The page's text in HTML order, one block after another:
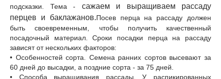
подсказки. Тема - сажаем и выращиваем рассаду
перцев и баклажанов.Посев перца на рассаду должен
быть своевременным, чтобы получить качественный
посадочный материал. Сроки посадки перца на рассаду
зависят от нескольких факторов:
• Особенностей сорта. Семена ранних сортов высевают за
60 дней до высадки, а поздние сорта - за 75 дней.
• Способа выращивания рассады. У распикированных